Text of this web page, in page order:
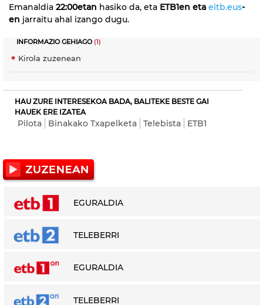
Emanaldia 22:00etan hasiko da, eta ETB1en eta eitb.eus-
en jarraitu ahal izango dugu.
INFORMAZIO GEHIAGO(1)
Kirola zuzenean
HAU ZURE INTERESEKOA BADA, BALITEKE BESTE GAI
HAUEK ERE IZATEA
Pilota Binakako Txapelketa Telebista ETB1
EGURALDIA
TELEBERRI
EGURALDIA
TELEBERRI